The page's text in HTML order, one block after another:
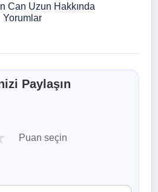
Can Uzun Hakkında
Yorumlar
Paylaşın
Puan seçin